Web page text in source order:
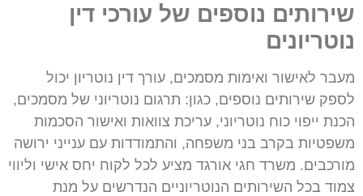
שירותים נוספים של עורכי דין
נוטריונים
מעבר לאישור ואימות מסמכים, עורך דין נוטריון יכול
לספק שירותים נוספים, כגון: תרגום נוטריוני של מסמכים,
הכנת ייפוי כוח נוטריוני, עריכת צוואות ואישור הסכמות
משפטיות בקרב בני משפחה, והתמודדות עם ענייני ירושה
מורכבים. משרד חגי אורגד מציע לכל לקוח יחס אישי וליווי
צמוד בכל השירותים הנוטריוניים הנדרשים על מנת